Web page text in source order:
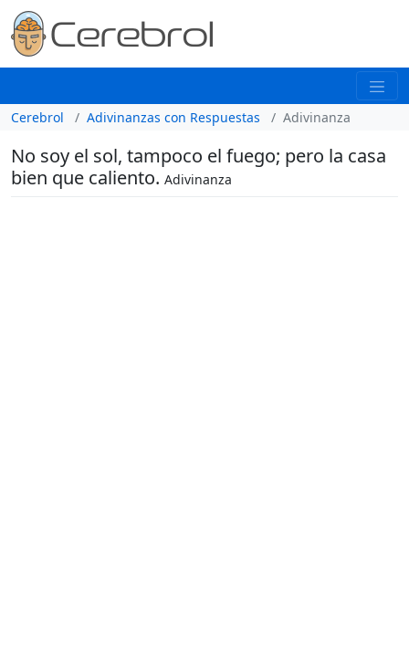
Cerebrol Adivinanzas con Respuestas Adivinanza
No soy el sol, tampoco el fuego; pero la casa
bien que caliento. Adivinanza